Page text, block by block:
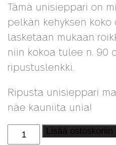
Tämä unisieppari on
pelkän kehyksen koko
lasketaan mukaan
niin kokoa tulee n. 90
ripustuslenkki.
Ripusta unisieppari
näe kauniita unia!
unisieppari
Lisää ostoskoriin